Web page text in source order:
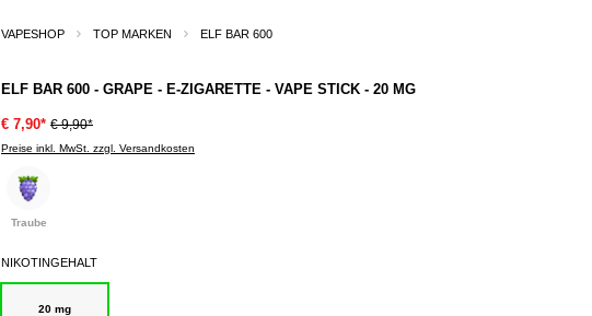
VAPESHOP TOP MARKEN ELF BAR 600
ELF BAR 600 - GRAPE - E-ZIGARETTE - VAPE STICK - 20 MG
€ 7,90* € 9,90*
Preise inkl. MwSt. zzgl. Versandkosten
Traube
NIKOTINGEHALT
20 mg